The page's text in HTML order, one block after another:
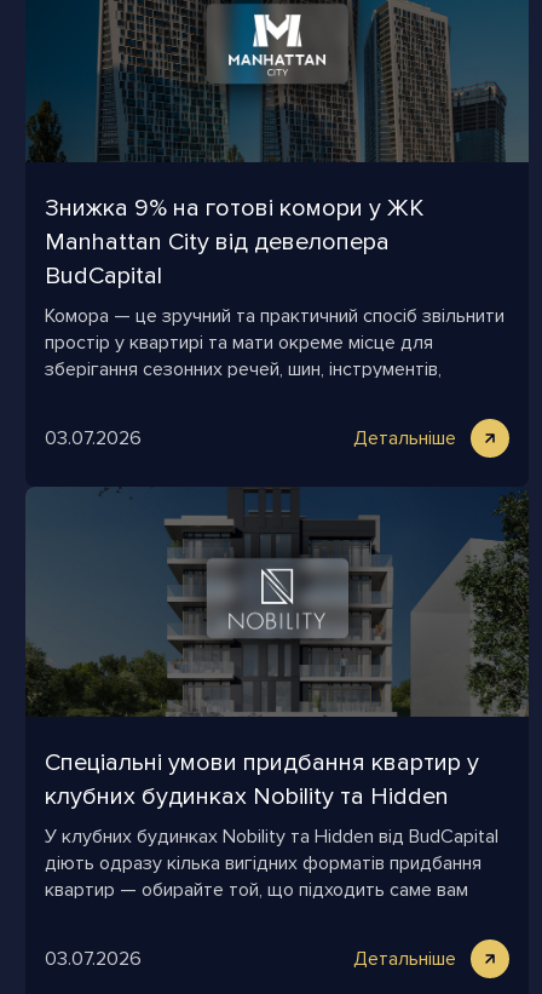
Знижка 9% на готові комори у ЖК
Manhattan City від девелопера
BudCapital
Комора — це зручний та практичний спосіб звільнити
простір у квартирі та мати окреме місце для
зберігання сезонних речей, шин, інструментів,
03.07.2026 Детальніше
Спеціальні умови придбання квартир у
клубних будинках Nobility та Hidden
У клубних будинках Nobility та Hidden від BudCapital
діють одразу кілька вигідних форматів придбання
квартир — обирайте той, що підходить саме вам
03.07.2026 Детальніше